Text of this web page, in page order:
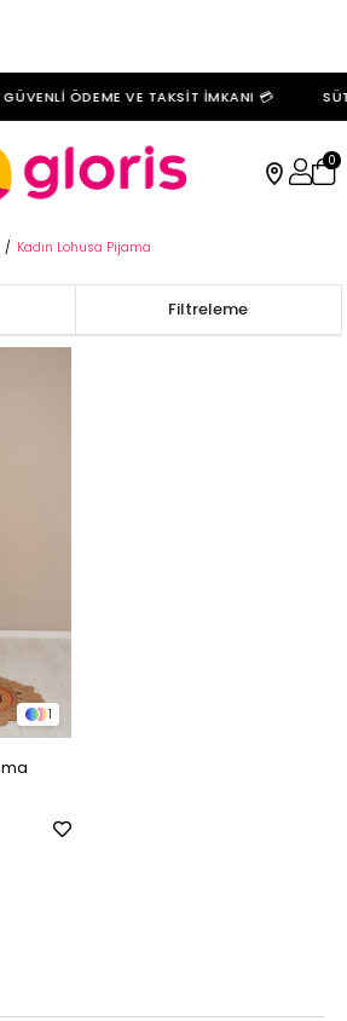
GÜVENLİ ÖDEME VE TAKSİT İMKANI 💳
0
Kadın Lohusa Pijama
Filtreleme
1